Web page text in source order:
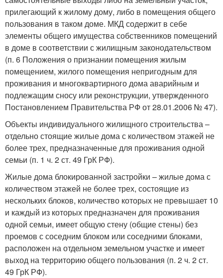
прилегающий к жилому дому, либо в помещения общего
пользования в таком доме. МКД содержит в себе
элементы общего имущества собственников помещений
в доме в соответствии с жилищным законодательством
(п. 6 Положения о признании помещения жилым
помещением, жилого помещения непригодным для
проживания и многоквартирного дома аварийным и
подлежащим сносу или реконструкции, утвержденного
Постановлением Правительства РФ от 28.01.2006 № 47).
Объекты индивидуального жилищного строительства –
отдельно стоящие жилые дома с количеством этажей не
более трех, предназначенные для проживания одной
семьи (п. 1 ч. 2 ст. 49 ГрК РФ).
Жилые дома блокированной застройки – жилые дома с
количеством этажей не более трех, состоящие из
нескольких блоков, количество которых не превышает 10
и каждый из которых предназначен для проживания
одной семьи, имеет общую стену (общие стены) без
проемов с соседним блоком или соседними блоками,
расположен на отдельном земельном участке и имеет
выход на территорию общего пользования (п. 2 ч. 2 ст.
49 ГрК РФ).